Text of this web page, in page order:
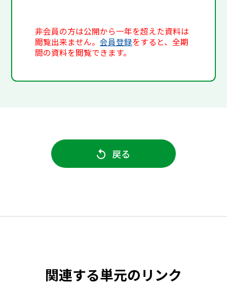
非会員の方は公開から一年を超えた資料は
閲覧出来ません。会員登録をすると、全期
間の資料を閲覧できます。
戻る
関連する単元のリンク